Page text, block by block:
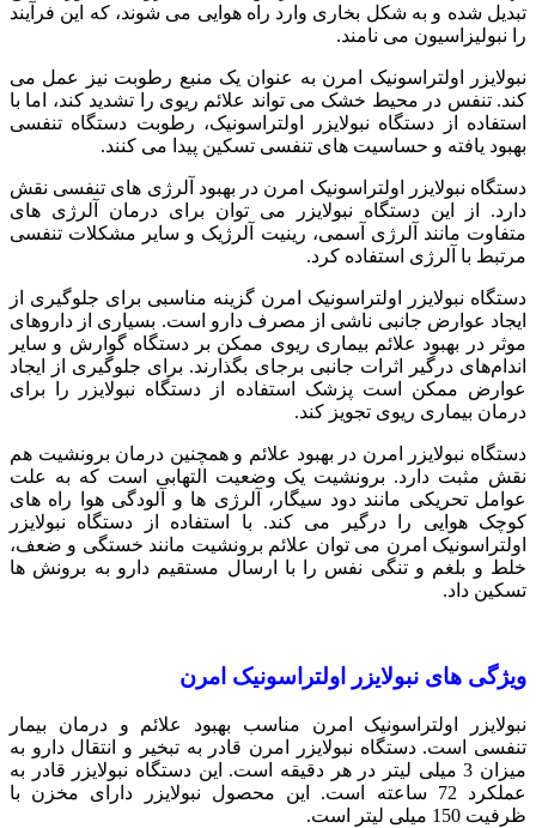
تبدیل شده و به شکل بخاری وارد راه هوایی می ‌شوند، که این فرآیند
را نبولیزاسیون می ‌نامند.
نبولایزر اولتراسونیک امرن به عنوان یک منبع رطوبت نیز عمل می‌
کند. تنفس در محیط خشک می‌ تواند علائم ریوی را تشدید کند، اما با
استفاده از دستگاه نبولایزر اولتراسونیک، رطوبت دستگاه تنفسی
بهبود یافته و حساسیت های تنفسی تسکین پیدا می کنند.
دستگاه نبولایزر اولتراسونیک امرن در بهبود آلرژی‌ های تنفسی نقش
دارد. از این دستگاه نبولایزر می ‌توان برای درمان آلرژی ‌های
متفاوت مانند آلرژی آسمی، رینیت آلرژیک و سایر مشکلات تنفسی
مرتبط با آلرژی استفاده کرد.
دستگاه نبولایزر اولتراسونیک امرن گزینه مناسبی برای جلوگیری از
ایجاد عوارض جانبی ناشی از مصرف دارو است. بسیاری از داروهای
موثر در بهبود علائم بیماری ریوی ممکن بر دستگاه گوارش و سایر
اندام‌های درگیر اثرات جانبی برجای بگذارند. برای جلوگیری از ایجاد
عوارض ممکن است پزشک استفاده از دستگاه نبولایزر را برای
درمان بیماری ریوی تجویز کند.
دستگاه نبولایزر امرن در بهبود علائم و همچنین درمان برونشیت هم
نقش مثبت دارد. برونشیت یک وضعیت التهابی است که به علت
عوامل تحریکی مانند دود سیگار، آلرژی ها و آلودگی هوا راه های
کوچک هوایی را درگیر می کند. با استفاده از دستگاه نبولایزر
اولتراسونیک امرن می توان علائم برونشیت مانند خستگی و ضعف،
خلط و بلغم و تنگی نفس را با ارسال مستقیم دارو به برونش ها
تسکین داد.
ویژگی های نبولایزر اولتراسونیک امرن
نبولایزر اولتراسونیک امرن مناسب بهبود علائم و درمان بیمار
تنفسی است. دستگاه نبولایزر امرن قادر به تبخیر و انتقال دارو به
میزان 3 میلی لیتر در هر دقیقه است. این دستگاه نبولایزر قادر به
عملکرد 72 ساعته است. این محصول نبولایزر دارای مخزن با
ظرفیت 150 میلی لیتر است.